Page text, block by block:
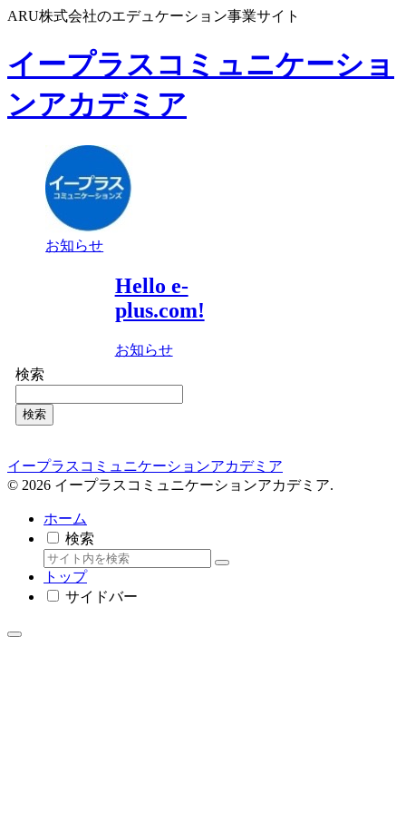
ARU株式会社のエデュケーション事業サイト
イープラスコミュニケーショ
ンアカデミア
お知らせ
Hello e-
plus.com!
お知らせ
検索
検索
イープラスコミュニケーションアカデミア
© 2026 イープラスコミュニケーションアカデミア.
ホーム
検索
トップ
サイドバー